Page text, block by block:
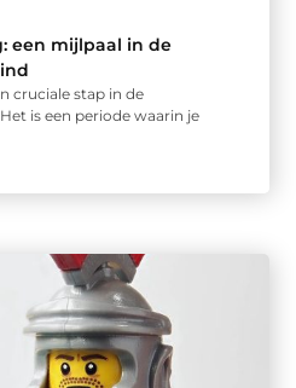
een mijlpaal in de
cruciale stap in de
is een periode waarin je